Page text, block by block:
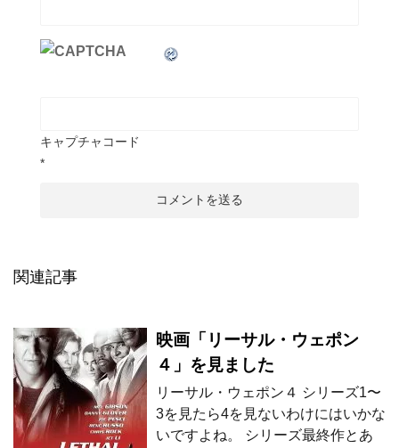
キャプチャコード
*
関連記事
映画「リーサル・ウェポン
４」を見ました
リーサル・ウェポン４ シリーズ1〜
3を見たら4を見ないわけにはいかな
いですよね。 シリーズ最終作とあ